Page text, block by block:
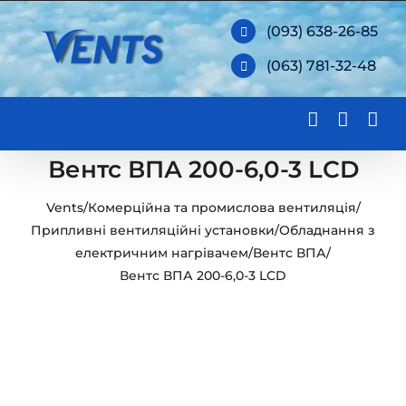
Skip
to
content
(093) 638-26-85
(063) 781-32-48
Вентс ВПА 200-6,0-3 LCD
Vents/Комерційна та промислова вентиляція/
Припливні вентиляційні установки/Обладнання з
електричним нагрівачем/Вентс ВПА/
Вентс ВПА 200-6,0-3 LCD